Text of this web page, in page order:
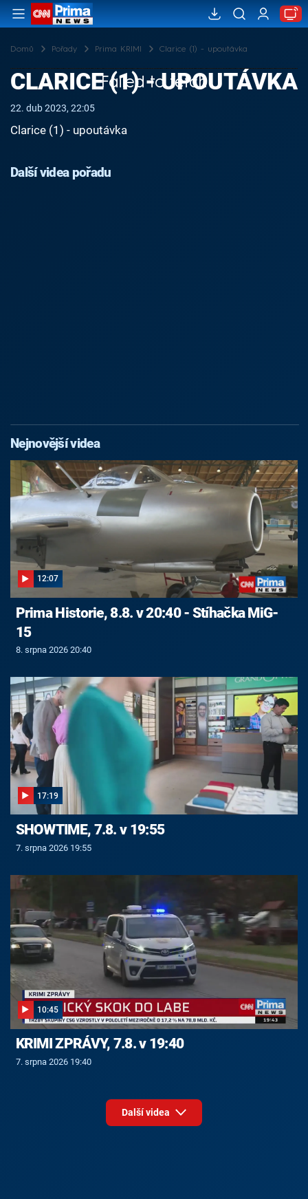
Domů Pořady Prima KRIMI Clarice (1) - upoutávka
Failed to fetch
CLARICE (1) - UPOUTÁVKA
22. dub 2023, 22:05
Clarice (1) - upoutávka
Další videa pořadu
Nejnovější videa
12:07
Prima Historie, 8.8. v 20:40 - Stíhačka MiG-
15
8. srpna 2026 20:40
17:19
SHOWTIME, 7.8. v 19:55
7. srpna 2026 19:55
10:45
KRIMI ZPRÁVY, 7.8. v 19:40
7. srpna 2026 19:40
Další videa